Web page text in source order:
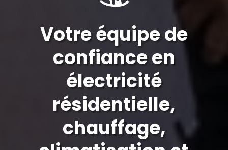
Votre équipe de
confiance en
électricité
résidentielle,
chauffage,